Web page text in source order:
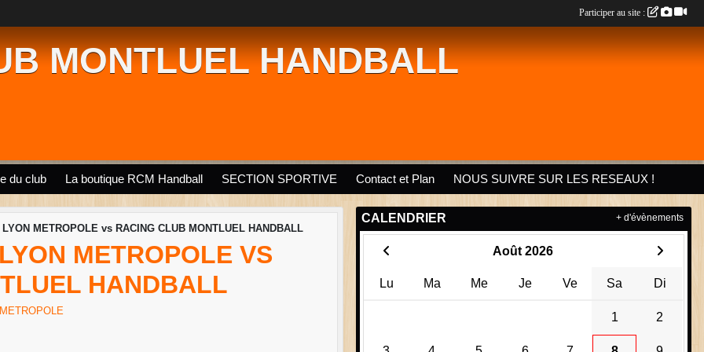
MONTLUEL HANDBALL
du club La boutique RCM Handball SECTION SPORTIVE Contact et Plan NOUS SUIVRE SUR LES RESEAUX !
METROPOLE vs RACING CLUB MONTLUEL HANDBALL
METROPOLE VS
HANDBALL
CALENDRIER
Août 2026
Lu Ma Me Je Ve Sa Di
1 2
+ d'évènements
Participer au site :